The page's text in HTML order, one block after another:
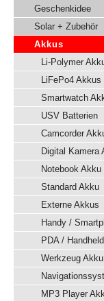
Geschenkidee
Solar + Zubehör
Akkus
Li-Polymer
LiFePo4 Akkus
Smartwatch
USV Batterien
Camcorder
Digital Kamera
Notebook Akku
Standard Akku
Externe Akkus
Handy /
PDA /
Werkzeug Akku
MP3 Player